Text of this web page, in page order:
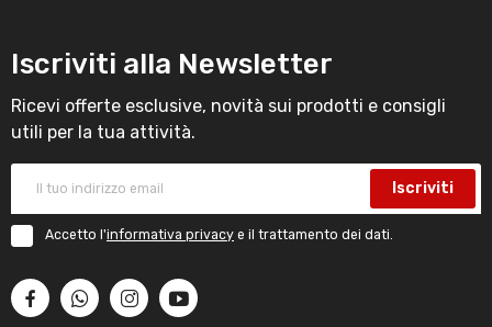
Iscriviti alla Newsletter
Ricevi offerte esclusive, novità sui prodotti e consigli
utili per la tua attività.
Iscriviti
Accetto l'informativa privacy e il trattamento dei dati.